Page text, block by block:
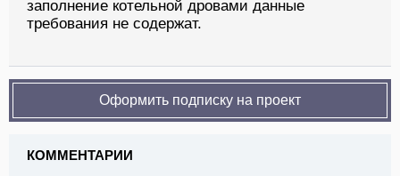
заполнение котельной дровами данные
требования не содержат.
Оформить подписку на проект
КОММЕНТАРИИ